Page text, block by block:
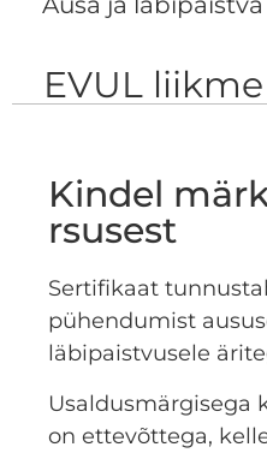
EVUL
Kindel
rsusest
Sertifikaat
pühendumist
läbipaistvusele
Usaldusmärgisega
on ettevõttega,